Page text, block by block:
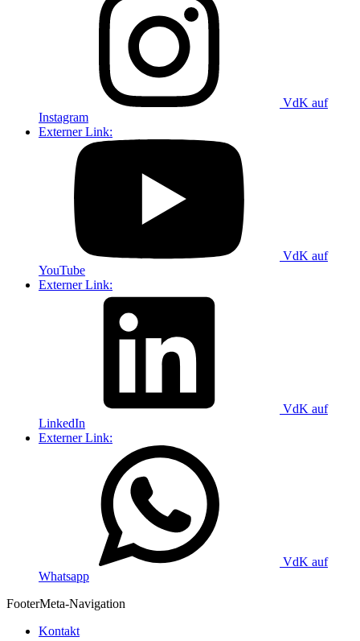
VdK auf
Instagram
Externer Link:
VdK auf
YouTube
Externer Link:
VdK auf
LinkedIn
Externer Link:
VdK auf
Whatsapp
FooterMeta-Navigation
Kontakt